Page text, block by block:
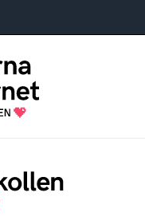
folkets
drivs av